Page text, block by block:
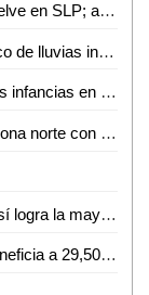
Solo 1 de cada 10 juicios laborales se resuelve en SLP; apuestan por conciliación
CNPC emite alerta preventiva por pronóstico de lluvias intensas derivadas del potencial ciclón uno
Gobierno estatal impulsa el desarrollo de las infancias en comunidades indígenas
Nuevo hospital de Valles se construirá en zona norte con 8 hectáreas y alta especialidad
Con estrategia de seguridad San Luis Potosí logra la mayor reducción de homicidios del país
¡Hasta la puerta del hogar! SEDESORE beneficia a 29,500 familias en Valles